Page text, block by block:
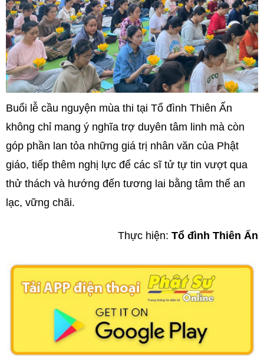
Buổi lễ cầu nguyện mùa thi tại Tổ đình Thiên Ấn
không chỉ mang ý nghĩa trợ duyên tâm linh mà còn
góp phần lan tỏa những giá trị nhân văn của Phật
giáo, tiếp thêm nghị lực để các sĩ tử tự tin vượt qua
thử thách và hướng đến tương lai bằng tâm thế an
lạc, vững chãi.
Thực hiện: Tổ đình Thiên Ấn